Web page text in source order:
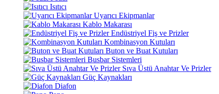
Isıtıcı
Uyarıcı Ekipmanlar
Kablo Makarası
Endüstriyel Fiş ve Prizler
Kombinasyon Kutuları
Buton ve Buat Kutuları
Busbar Sistemleri
Sıva Üstü Anahtar Ve Prizler
Güç Kaynakları
Diafon